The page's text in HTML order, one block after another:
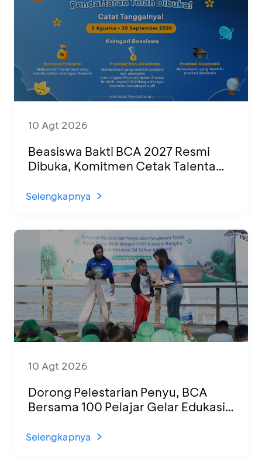
10 Agt 2026
Beasiswa Bakti BCA 2027 Resmi
Dibuka, Komitmen Cetak Talenta
Unggul
Selengkapnya
10 Agt 2026
Dorong Pelestarian Penyu, BCA
Bersama 100 Pelajar Gelar Edukasi
Selengkapnya